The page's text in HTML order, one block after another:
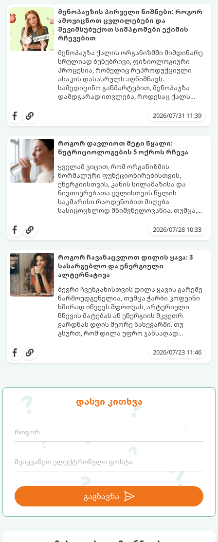
დასვი კითხვა
გაგზავნა
მენოპაუზის პირველი ნიშნები: როგორ
ამოვიცნოთ ცვლილებები და
შევიმსუბუქოთ სიმპტომები ექიმის
რჩევებით
მენოპაუზა ქალის ორგანიზმში მიმდინარე
სრულიად ბუნებრივი, ფიზიოლოგიური
პროცესია, რომელიც რეპროდუქციული
ასაკის დასასრულს აღნიშნავს.
სამედიცინო განმარტებით, მენოპაუზა
დამდგარად ითვლება, როდესაც ქალს
ცვლილებები ამ მომენტამდე ბევრად ადრე
საშუალოდ 40-დან 50 წლამდე ასაკში იწყება
და შესაძლოა 4-დან 8 წლამდე
გაგრძელდეს).
იმისათვის, რომ ეს პერიოდი შფოთვის
გარეშე გაიაროთ, მნიშვნელოვანია
იცოდეთ, რა სიგნალებს გზავნის ორგანიზმი
და როგორ შეიმსუბუქოთ მდგომარეობა
მეან-გინეკოლოგებისა და
ნუტრიციოლოგების რეკომენდაციებით.
2026/07/31 11:39
როგორ დავლიოთ მეტი წყალი:
ნუტრიციოლოგების 5 ოქროს რჩევა
ყველამ ვიცით, რომ ორგანიზმის
ნორმალური ფუნქციონირებისთვის,
ენერგიისთვის, კანის სილამაზისა და
ნივთიერებათა ცვლისთვის წყლის
საკმარისი რაოდენობით მიღება
სასიცოცხლოდ მნიშვნელოვანია. თუმცა,
უბრალოდ ჩვევის არქონის გამო, დღის
გამოწვევად რჩება.
დალევა ან მისი გემო მოსაწყენი
დაგეხმარებათ, წყლის სმა
ყოველდღიურ, სასიამოვნო ჩვევად
აქციოთ.
2026/07/28 10:33
როგორ ჩავანაცვლოთ დილის ყავა: 3
სასარგებლო და ენერგიული
ალტერნატივა
ბევრი ჩვენგანისთვის დილა ყავის გარეშე
წარმოუდგენელია, თუმცა ჭარბი კოფეინი
ხშირად იწვევს შფოთვას, არტერიული
წნევის მატებას ან ენერგიის მკვეთრ
ვარდნას დღის მეორე ნახევარში. თუ
გსურთ, რომ დილა უფრო ჯანსაღად
შეინარჩუნოთ, ექსპერტები ყავის სამ
თქვენთვის სასურველი სასმელი:2026/07/23 11:46